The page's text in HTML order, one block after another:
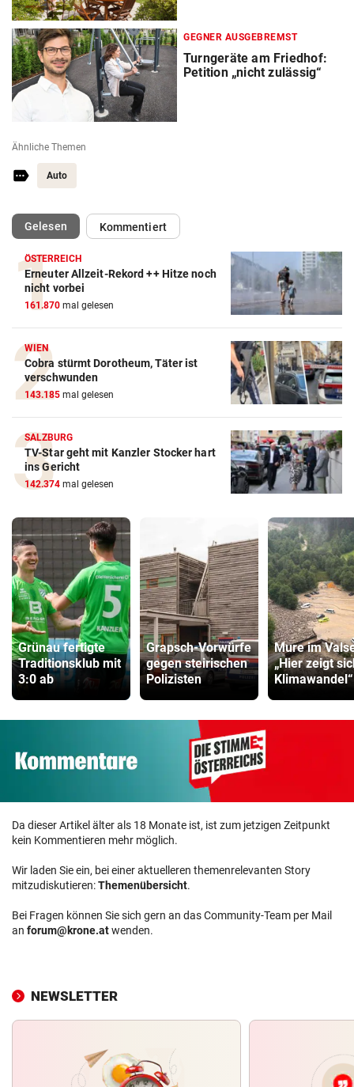
GEGNER AUSGEBREMST
Turngeräte am Friedhof:
Petition „nicht zulässig“
Ähnliche Themen
Auto
Gelesen(ausgewählt)Kommentiert
ÖSTERREICH
Erneuter Allzeit-Rekord ++ Hitze noch
nicht vorbei
161.870 mal gelesen
WIEN
Cobra stürmt Dorotheum, Täter ist
verschwunden
143.185 mal gelesen
SALZBURG
TV-Star geht mit Kanzler Stocker hart
ins Gericht
142.374 mal gelesen
Grünau fertigte
Traditionsklub mit
3:0 ab
Grapsch-Vorwürfe
gegen steirischen
Polizisten
Mure im
„Hier zeigt
Klimawandel“
Da dieser Artikel älter als 18 Monate ist, ist zum jetzigen Zeitpunkt
kein Kommentieren mehr möglich.
Wir laden Sie ein, bei einer aktuelleren themenrelevanten Story
mitzudiskutieren:Themenübersicht.
Bei Fragen können Sie sich gern an das Community-Team per Mail
an forum@krone.atwenden.
NEWSLETTER